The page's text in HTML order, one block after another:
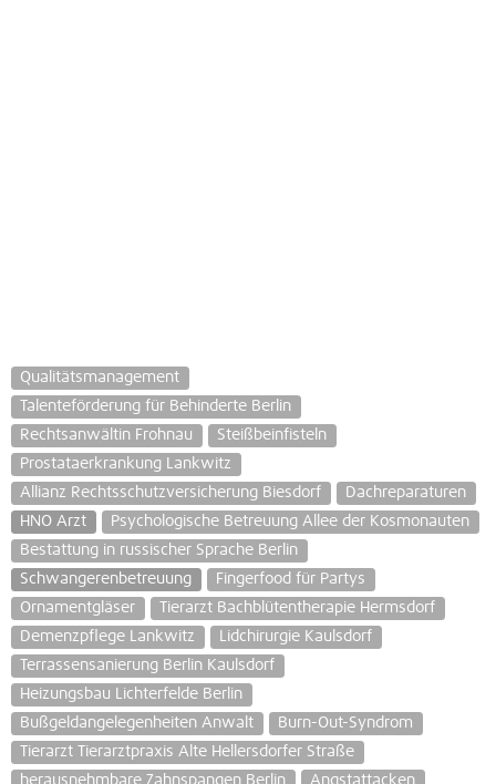
Qualitätsmanagement
Talenteförderung für Behinderte Berlin
Rechtsanwältin Frohnau
Steißbeinfisteln
Prostataerkrankung Lankwitz
Allianz Rechtsschutzversicherung Biesdorf
Dachreparaturen
HNO Arzt
Psychologische Betreuung Allee der Kosmonauten
Bestattung in russischer Sprache Berlin
Schwangerenbetreuung
Fingerfood für Partys
Ornamentgläser
Tierarzt Bachblütentherapie Hermsdorf
Demenzpflege Lankwitz
Lidchirurgie Kaulsdorf
Terrassensanierung Berlin Kaulsdorf
Heizungsbau Lichterfelde Berlin
Bußgeldangelegenheiten Anwalt
Burn-Out-Syndrom
Tierarzt Tierarztpraxis Alte Hellersdorfer Straße
herausnehmbare Zahnspangen Berlin
Angstattacken